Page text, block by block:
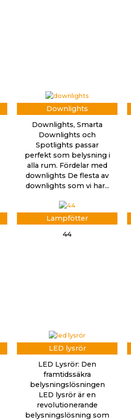
Downlights
Downlights, Smarta
Downlights och
Spotlights passar
perfekt som belysning i
alla rum. Fördelar med
downlights De flesta av
downlights som vi har...
Lampfötter
44
LED lysrör
LED Lysrör: Den
framtidssäkra
belysningslösningen
LED lysrör är en
revolutionerande
belysningslösning som